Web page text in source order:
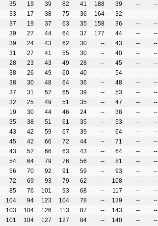
35 19 39 82 41 188 39 -- --
33 17 38 75 36 164 32 -- --
37 19 37 63 35 158 36 -- --
39 27 44 64 37 177 44 -- --
39 24 43 62 30 -- 43 -- --
31 27 41 55 30 -- 40 -- --
28 23 43 49 28 -- 45 -- --
38 26 49 60 40 -- 54 -- --
38 30 48 64 36 -- 48 -- --
37 31 52 65 39 -- 53 -- --
32 25 49 51 35 -- 47 -- --
19 30 44 46 24 -- 38 -- --
35 38 51 61 35 -- 53 -- --
43 42 59 67 39 -- 64 -- --
45 42 66 72 44 -- 71 -- --
43 52 66 63 43 -- 64 -- --
54 64 79 76 56 -- 81 -- --
56 70 92 91 59 -- 93 -- --
72 69 93 79 62 -- 108 -- --
85 76 101 93 68 -- 117 -- --
104 94 123 104 78 -- 139 -- --
103 104 126 113 87 -- 143 -- --
101 104 127 127 84 -- 140 -- --